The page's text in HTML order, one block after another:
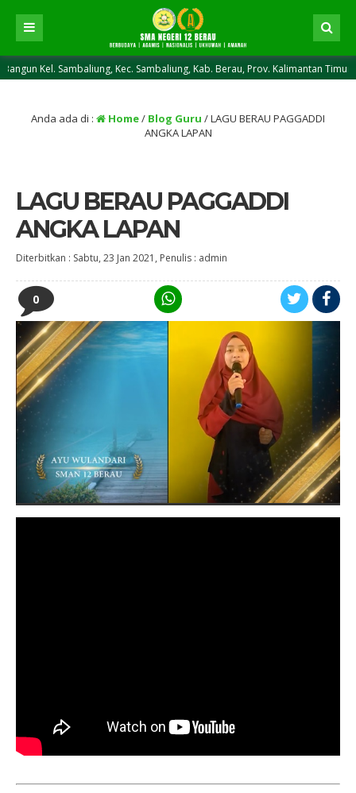
Sambaliung, Kec. Sambaliung, Kab. Berau, Prov. Kalimantan Timur, Kode
Anda ada di : Home/ Blog Guru /LAGU BERAU PAGGADDI
ANGKA LAPAN
LAGU BERAU PAGGADDI
ANGKA LAPAN
Diterbitkan : Sabtu, 23 Jan 2021 , Penulis : admin
0